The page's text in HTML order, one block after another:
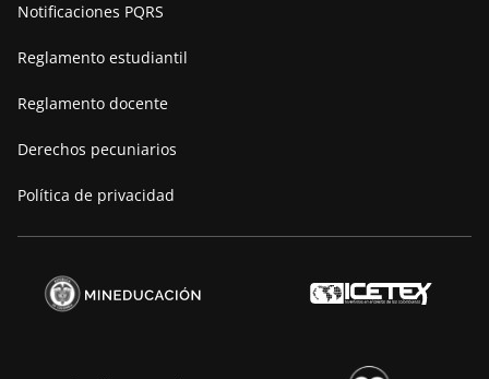
Manifiesto
Notificaciones PQRS
Reglamento estudiantil
Reglamento docente
Derechos pecuniarios
Política de privacidad